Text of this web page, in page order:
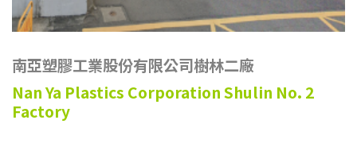
南亞塑膠工業股份有限公司樹林二廠
Nan Ya Plastics Corporation Shulin No. 2
Factory